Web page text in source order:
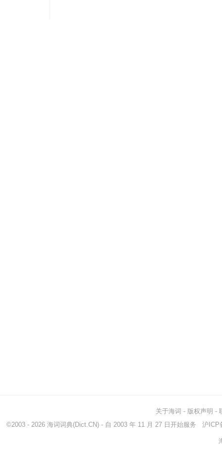
关于海词 - 版权声明 -
©2003 - 2026 海词词典(Dict.CN) - 自 2003 年 11 月 27 日开始服务 沪ICP